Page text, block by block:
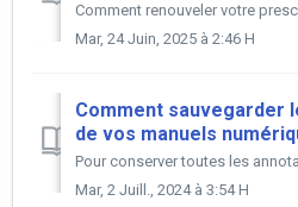
Mar, 24 Juin, 2025 à 2:46 H
Comment sauvegarder
de vos manuels
Mar, 2 Juill., 2024 à 3:54 H